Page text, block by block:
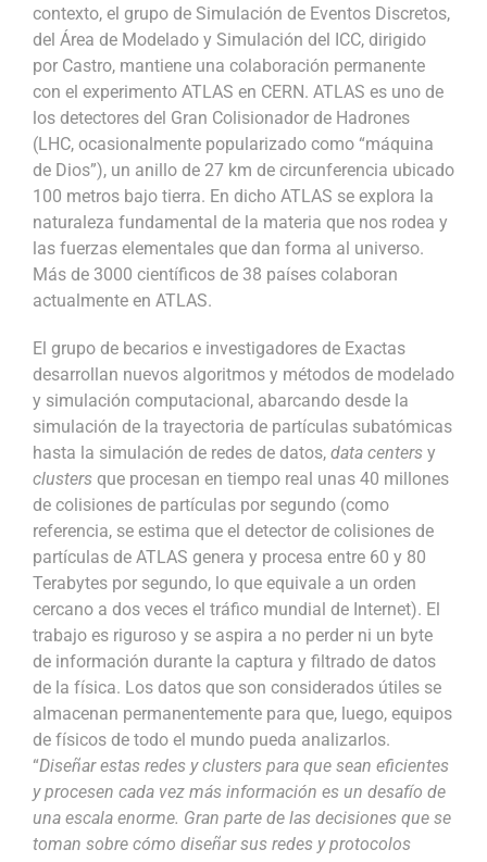
contexto, el grupo de Simulación de Eventos Discretos,
del Área de Modelado y Simulación del ICC, dirigido
por Castro, mantiene una colaboración permanente
con el experimento ATLAS en CERN. ATLAS es uno de
los detectores del Gran Colisionador de Hadrones
(LHC, ocasionalmente popularizado como “máquina
de Dios”), un anillo de 27 km de circunferencia ubicado
100 metros bajo tierra. En dicho ATLAS se explora la
naturaleza fundamental de la materia que nos rodea y
las fuerzas elementales que dan forma al universo.
Más de 3000 científicos de 38 países colaboran
actualmente en ATLAS.
El grupo de becarios e investigadores de Exactas
desarrollan nuevos algoritmos y métodos de modelado
y simulación computacional, abarcando desde la
simulación de la trayectoria de partículas subatómicas
hasta la simulación de redes de datos, data centers y
clusters que procesan en tiempo real unas 40 millones
de colisiones de partículas por segundo (como
referencia, se estima que el detector de colisiones de
partículas de ATLAS genera y procesa entre 60 y 80
Terabytes por segundo, lo que equivale a un orden
cercano a dos veces el tráfico mundial de Internet). El
trabajo es riguroso y se aspira a no perder ni un byte
de información durante la captura y filtrado de datos
de la física. Los datos que son considerados útiles se
almacenan permanentemente para que, luego, equipos
de físicos de todo el mundo pueda analizarlos.
“Diseñar estas redes y clusters para que sean eficientes
y procesen cada vez más información es un desafío de
una escala enorme. Gran parte de las decisiones que se
toman sobre cómo diseñar sus redes y protocolos